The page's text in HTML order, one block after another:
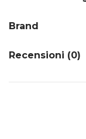
Brand
Recensioni (0)